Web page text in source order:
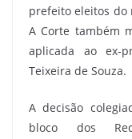
prefeito eleitos do
A Corte também
aplicada ao ex-
Teixeira de Souza.
A decisão
bloco dos